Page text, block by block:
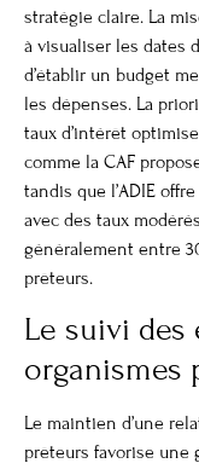
stratégie claire. La
à visualiser les dates
d’établir un budget
les dépenses. La
taux d’intérêt
comme la CAF
tandis que l’ADIE
avec des taux
généralement entre
prêteurs.
Le suivi des
organismes
Le maintien d’une
prêteurs favorise une